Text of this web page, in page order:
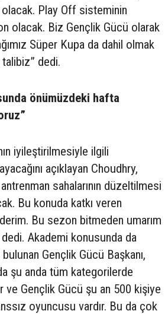
Play Off sisteminin
olacak. Biz Gençlik Gücü olarak
Süper Kupa da dahil olmak
dedi.
önümüzdeki hafta
iyileştirilmesiyle ilgili
açıklayan Choudhry,
sahalarının düzeltilmesi
Bu konuda katkı veren
Bu sezon bitmeden umarım
dedi. Akademi konusunda da
Gençlik Gücü Başkanı,
şu anda tüm kategorilerde
ve Gençlik Gücü şu an 500 kişiye
oyuncusu vardır. Bu da çok